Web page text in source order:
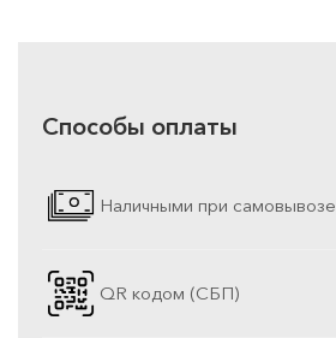
Способы оплаты
Наличными при самовывозе
QR кодом (СБП)